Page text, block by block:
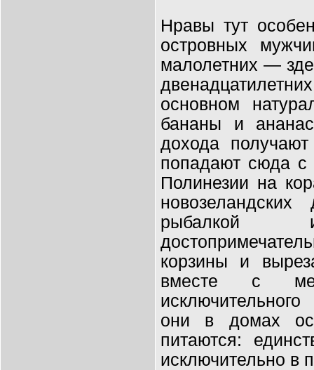
Нравы тут
островных
малолетних —
основном
бананы и
дохода
попадают сюда с
Полинезии на
рыбалкой
корзины и
вместе с
они в домах
питаются:
исключительно в